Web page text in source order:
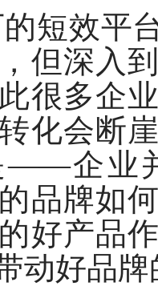
短效平
但深入
很多企
化会断
——企业
品牌如
好产品
动好品